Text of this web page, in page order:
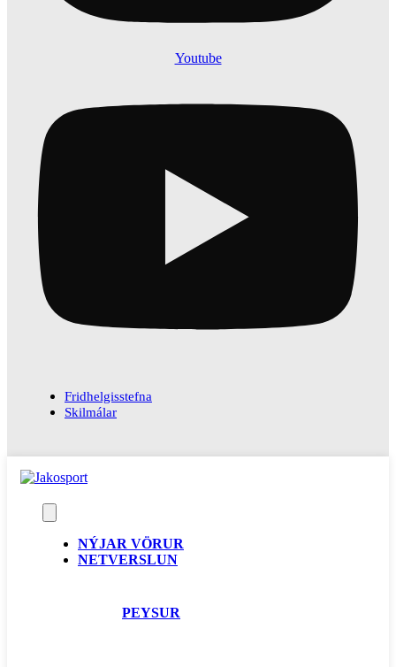
Youtube
Fridhelgisstefna
Skilmálar
NÝJAR VÖRUR
NETVERSLUN
PEYSUR